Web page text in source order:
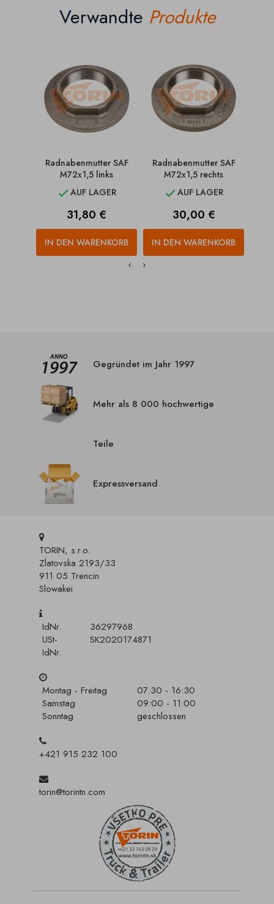
Verwandte Produkte
Radnabenmutter SAF
M72x1,5 links
AUF LAGER
Preis
31,80 €
IN DEN WARENKORB
Radnabenmutter SAF
M72x1,5 rechts
AUF LAGER
Preis
30,00 €
IN DEN WARENKORB
Gegründet im Jahr 1997
Mehr als 8 000 hochwertige
Teile
Expressversand
TORIN, s.r.o.
Zlatovska 2193/33
911 05 Trencin
Slowakei
IdNr.
36297968
USt-
IdNr.
SK2020174871
Montag - Freitag
07:30 - 16:30
Samstag
09:00 - 11:00
Sonntag
geschlossen
+421 915 232 100
torin@torintn.com